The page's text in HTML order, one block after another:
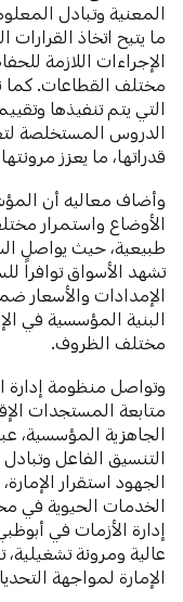
المعنية وتبادل
ما يتيح اتخاذ
الإجراءات اللازمة
مختلف القطاعات. كما
التي يتم تنفيذها
الدروس المستخلصة
قدراتها، ما يعزز
وأضاف معاليه أن
الأوضاع واستمرار
طبيعية، حيث يواصل
تشهد الأسواق توافراً
الإمدادات والأسعار
البنية المؤسسية في
مختلف الظروف.
وتواصل منظومة إدارة
متابعة المستجدات
الجاهزية المؤسسية،
التنسيق الفاعل
الجهود استقرار
الخدمات الحيوية في
إدارة الأزمات في
عالية ومرونة
الإمارة لمواجهة